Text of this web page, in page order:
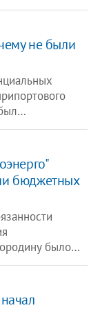
не были
бюджетных
было…